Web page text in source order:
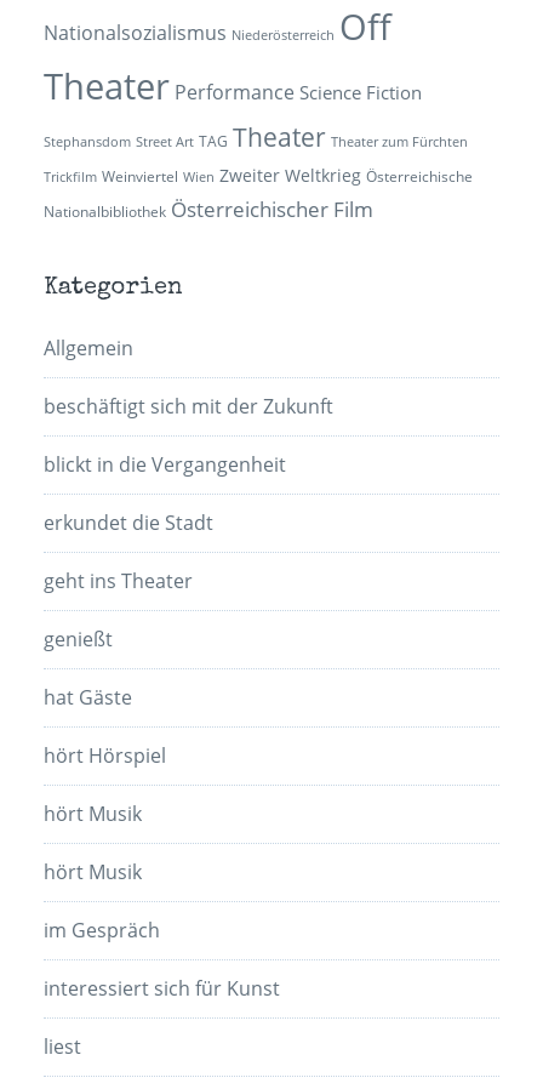
Nationalsozialismus Niederösterreich Off
Theater Performance Science Fiction
Stephansdom Street Art TAG Theater Theater zum Fürchten
Trickfilm Weinviertel Wien Zweiter Weltkrieg Österreichische
Nationalbibliothek Österreichischer Film
Kategorien
Allgemein
beschäftigt sich mit der Zukunft
blickt in die Vergangenheit
erkundet die Stadt
geht ins Theater
genießt
hat Gäste
hört Hörspiel
hört Musik
hört Musik
im Gespräch
interessiert sich für Kunst
liest